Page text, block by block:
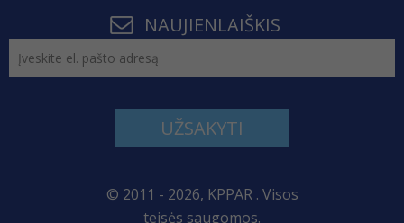
NAUJIENLAIŠKIS
UŽSAKYTI
© 2011 - 2026, KPPAR . Visos
teisės saugomos.